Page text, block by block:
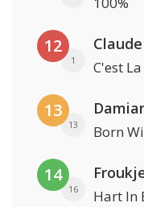
12
1
Claude
C'est
13
13 Born
14
16 Hart In